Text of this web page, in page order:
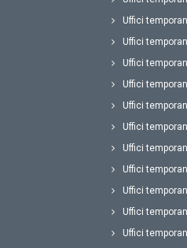
Uffici
Uffici
Uffici
Uffici
Uffici
Uffici
Uffici
Uffici
Uffici
Uffici
Uffici